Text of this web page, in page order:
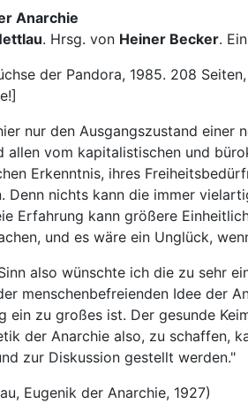
Anarchie
. Hrsg. von Heiner Becker.
der Pandora, 1985. 208
nur den Ausgangszustand einer
allen vom kapitalistischen und
Erkenntnis, ihres
Denn nichts kann die immer
Erfahrung kann größere
und es wäre ein Unglück,
also wünschte ich die zu sehr
menschenbefreienden Idee der
ein zu großes ist. Der gesunde
der Anarchie also, zu schaffen,
zur Diskussion gestellt werden."
Eugenik der Anarchie, 1927)